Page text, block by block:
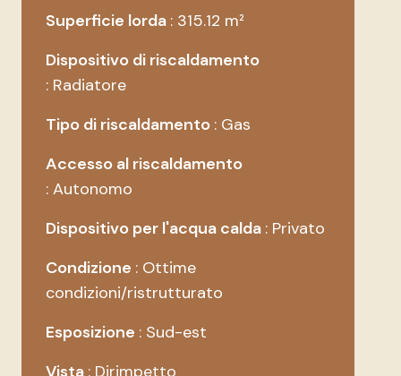
Superficie lorda 315.12 m²
Dispositivo di riscaldamento
Radiatore
Tipo di riscaldamento Gas
Accesso al riscaldamento
Autonomo
Dispositivo per l'acqua calda Privato
Condizione Ottime
condizioni/ristrutturato
Esposizione Sud-est
Vista Dirimpetto